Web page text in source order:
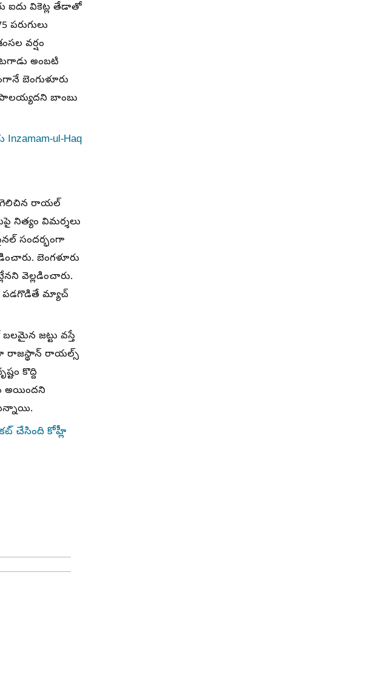
వికెట్ల తేడాతో
వర్షం
అంబటి
బెంగుళూరు
బాంబు
ul-Haq
గెలిచిన రాయల్
నిత్యం విమర్శలు
సందర్భంగా
బెంగళూరు
వెల్లడించారు.
పడగొడితే మ్యాచ్
జట్టు వస్తే
రాజస్థాన్ రాయల్స్
కొద్ది
అయిందని
కట్ చేసింది కోహ్లీ